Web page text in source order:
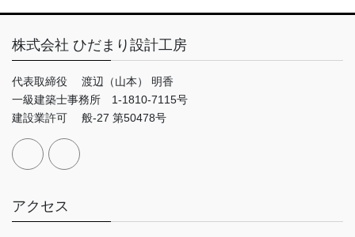
株式会社 ひだまり設計工房
代表取締役 渡辺（山本） 明香
一級建築士事務所 1-1810-7115号
建設業許可 般-27 第50478号
アクセス